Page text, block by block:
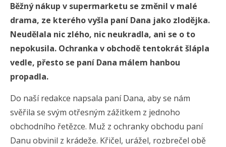
Běžný nákup v supermarketu se změnil v malé
drama, ze kterého vyšla paní Dana jako zlodějka.
Neudělala nic zlého, nic neukradla, ani se o to
nepokusila. Ochranka v obchodě tentokrát šlápla
vedle, přesto se paní Dana málem hanbou
propadla.
Do naší redakce napsala paní Dana, aby se nám
svěřila se svým otřesným zážitkem z jednoho
obchodního řetězce. Muž z ochranky obchodu paní
Danu obvinil z krádeže. Křičel, urážel, rozbrečel obě